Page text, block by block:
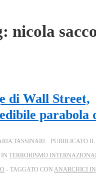
nicola
di Wall Street,
parabola
TASSINARI PUBBLICATO IL
IN TERRORISMO
TAGGATO CON ANARCHICI